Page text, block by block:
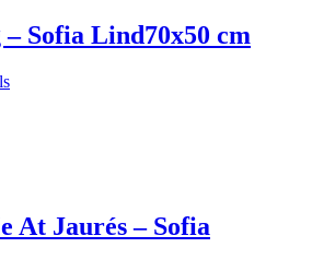
Sofia Lind70x50 cm
At Jaurés – Sofia